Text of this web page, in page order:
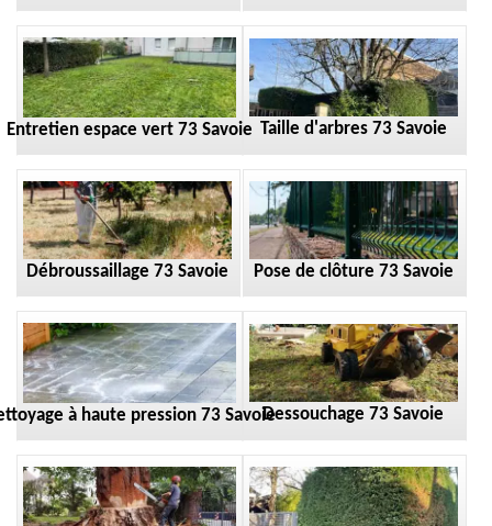
Entretien espace vert 73 Savoie Taille d'arbres 73 Savoie
Débroussaillage 73 Savoie Pose de clôture 73 Savoie
à haute pression 73 SavoieDessouchage 73 Savoie